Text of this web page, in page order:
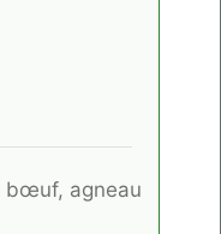
bœuf, agneau